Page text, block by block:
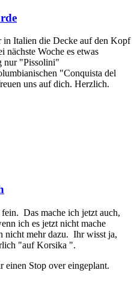
Italien die Decke auf den Kopf
nächste Woche es etwas
nur "Pissolini"
"Conquista del
uns auf dich. Herzlich.
Das mache ich jetzt auch,
ich es jetzt nicht mache
nicht mehr dazu. Ihr wisst ja,
"auf Korsika ".
einen Stop over eingeplant.